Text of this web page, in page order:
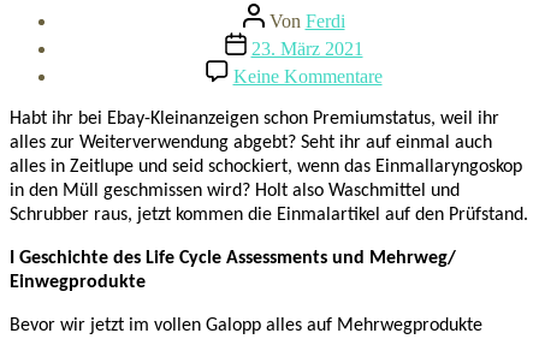
Beitragsautor
Von Ferdi
Beitragsdatum
23. März 2021
Keine Kommentarezu
Abfallmanagement
Reuse:
Skript
zum
Podcast
–
Folge
Habt ihr bei Ebay-Kleinanzeigen schon Premiumstatus, weil ihr
alles zur Weiterverwendung abgebt? Seht ihr auf einmal auch
alles in Zeitlupe und seid schockiert, wenn das Einmallaryngoskop
in den Müll geschmissen wird? Holt also Waschmittel und
Schrubber raus, jetzt kommen die Einmalartikel auf den Prüfstand.
I Geschichte des Life Cycle Assessments und Mehrweg/
Einwegprodukte
Bevor wir jetzt im vollen Galopp alles auf Mehrwegprodukte